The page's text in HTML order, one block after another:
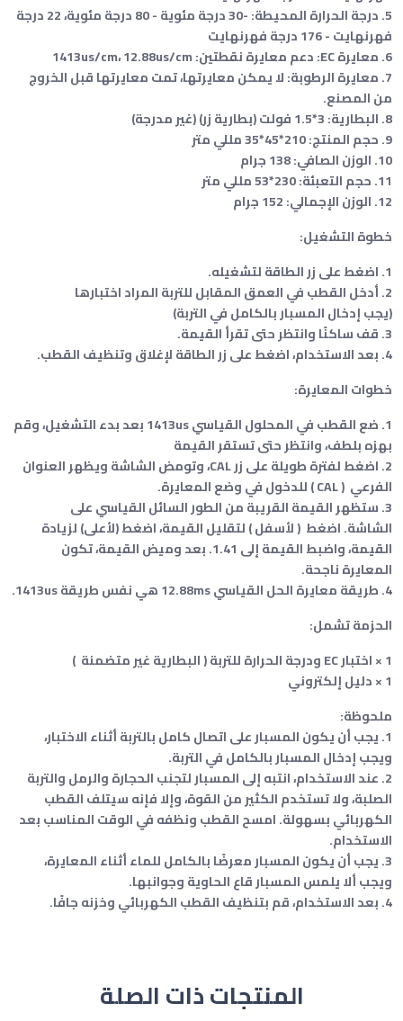
5. درجة الحرارة المحيطة: -30 درجة مئوية - 80 درجة مئوية، 22 درجة
فهرنهايت - 176 درجة فهرنهايت
6. معايرة EC: دعم معايرة نقطتين: 1413us/cm، 12.88us/cm
7. معايرة الرطوبة: لا يمكن معايرتها، تمت معايرتها قبل الخروج
من المصنع.
8. البطارية: 3*1.5 فولت (بطارية زر) (غير مدرجة)
9. حجم المنتج: 210*45*35 مللي متر
10. الوزن الصافي: 138 جرام
11. حجم التعبئة: 230*53 مللي متر
12. الوزن الإجمالي: 152 جرام
خطوة التشغيل:
1. اضغط على زر الطاقة لتشغيله.
2. أدخل القطب في العمق المقابل للتربة المراد اختبارها
(يجب إدخال المسبار بالكامل في التربة)
3. قف ساكنًا وانتظر حتى تقرأ القيمة.
4. بعد الاستخدام، اضغط على زر الطاقة لإغلاق وتنظيف القطب.
خطوات المعايرة:
1. ضع القطب في المحلول القياسي 1413us بعد بدء التشغيل، وقم
بهزه بلطف، وانتظر حتى تستقر القيمة
2. اضغط لفترة طويلة على زر CAL، وتومض الشاشة ويظهر العنوان
الفرعي ( CAL ) للدخول في وضع المعايرة.
3. ستظهر القيمة القريبة من الطور السائل القياسي على
الشاشة. اضغط ( لأسفل ) لتقليل القيمة، اضغط (لأعلى) لزيادة
القيمة، واضبط القيمة إلى 1.41. بعد وميض القيمة، تكون
المعايرة ناجحة.
4. طريقة معايرة الحل القياسي 12.88ms هي نفس طريقة 1413us.
الحزمة تشمل:
1 × اختبار EC ودرجة الحرارة للتربة ( البطارية غير متضمنة )
1 × دليل إلكتروني
ملحوظة:
1. يجب أن يكون المسبار على اتصال كامل بالتربة أثناء الاختبار،
ويجب إدخال المسبار بالكامل في التربة.
2. عند الاستخدام، انتبه إلى المسبار لتجنب الحجارة والرمل والتربة
الصلبة، ولا تستخدم الكثير من القوة، وإلا فإنه سيتلف القطب
الكهربائي بسهولة. امسح القطب ونظفه في الوقت المناسب بعد
الاستخدام.
3. يجب أن يكون المسبار معرضًا بالكامل للماء أثناء المعايرة،
ويجب ألا يلمس المسبار قاع الحاوية وجوانبها.
4. بعد الاستخدام، قم بتنظيف القطب الكهربائي وخزنه جافًا.
المنتجات ذات الصلة